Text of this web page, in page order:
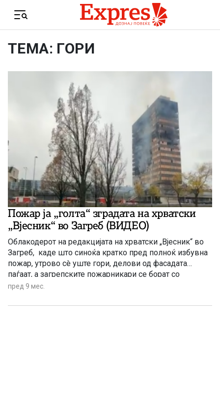
Menu
ТЕМА: ГОРИ
Пожар ја „голта“ зградата на хрватски
„Вјесник“ во Загреб (ВИДЕО)
Облакодерот на редакцијата на хрватски „Вјесник“ во
Загреб, каде што синоќа кратко пред полноќ избувна
пожар, утрово сè уште гори, делови од фасадата
паѓаат, а загрепските пожарникари се борат со
пожарот цела ноќ.
пред 9 мес.